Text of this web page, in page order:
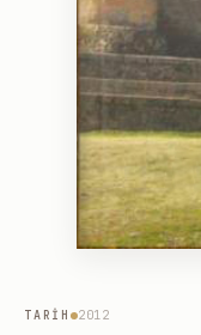
TARIH 2012